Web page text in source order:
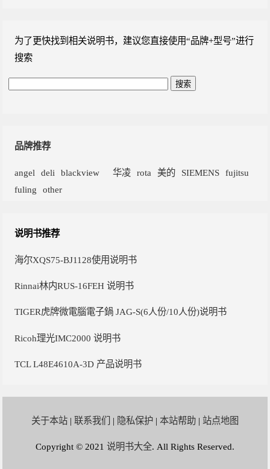
为了更快找到相关说明书，建议您直接使用“品牌+型号”进行
搜索
品牌推荐
angel deli blackview 华凌 rota 美的 SIEMENS
fujitsu
fuling
other
说明书推荐
海尔XQS75-BJ1128使用说明书
Rinnai林内RUS-16FEH 说明书
TIGER虎牌微電腦電子鍋 JAG-S(6人份/10人份)说明书
Ricoh理光IMC2000 说明书
TCL L48E4610A-3D 产品说明书
关于本站 | 联系我们 | 隐私保护 | 本站帮助 | 站点地图
Copyright © 2021 说明书大全. All Rights Reserved.